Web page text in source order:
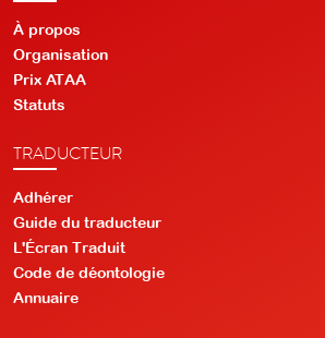
À propos
Organisation
Prix ATAA
Statuts
TRADUCTEUR
Adhérer
Guide du traducteur
L'Écran Traduit
Code de déontologie
Annuaire